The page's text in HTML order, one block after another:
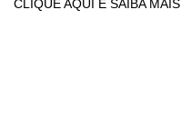
CLIQUE AQUI E SAIBA MAIS